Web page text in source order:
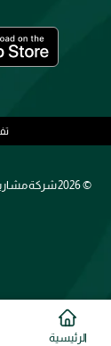
2026 ©شركة
الرئيسية